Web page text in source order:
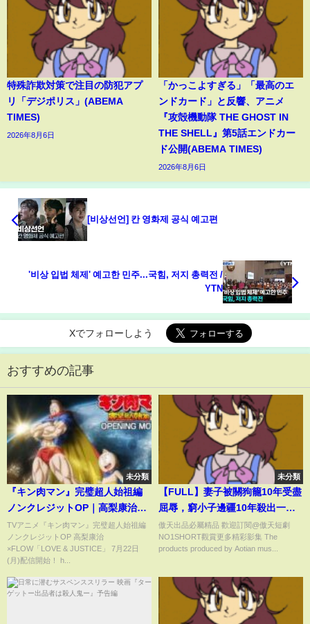
特殊詐欺対策で注目の防犯アプ
リ「デジポリス」(ABEMA
TIMES)
2026年8月6日
「かっこよすぎる」「最高のエ
ンドカード」と反響、アニメ
『攻殻機動隊 THE GHOST IN
THE SHELL』第5話エンドカー
ド公開(ABEMA TIMES)
2026年8月6日
[비상선언] 칸 영화제 공식 예고편
'비상 입법 체제' 예고한 민주...국힘, 저지 총력전 /
YTN
Xでフォローしよう
おすすめの記事
未分類
『キン肉マン』完璧超人始祖編
ノンクレジットOP｜高梨康治
×FLOW「LOVE & JUSTICE」
TVアニメ『キン肉マン』完璧超人始祖編
ノンクレジットOP 高梨康治
×FLOW「LOVE & JUSTICE」 7月22日
(月)配信開始！ h...
未分類
【FULL】妻子被關狗籠10年受盡
屈辱，窮小子邊疆10年殺出一條
血路，如今他戰神回歸勢必登頂
絕世寶座！【滅六國執掌天下】
傲天出品必屬精品 歡迎訂閱@傲天短劇
NO1SHORT觀賞更多精彩影集 The
products produced by Aotian mus...